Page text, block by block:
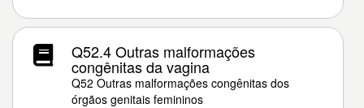
Q52.4 Outras malformações
congênitas da vagina
Q52 Outras malformações congênitas dos
órgãos genitais femininos